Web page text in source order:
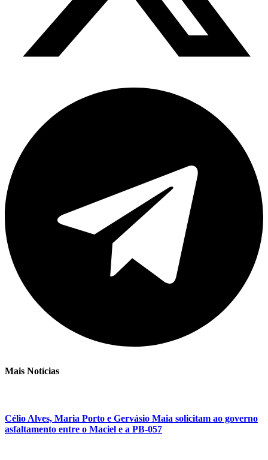
Mais Notícias
Célio Alves, Maria Porto e Gervásio Maia solicitam ao governo
asfaltamento entre o Maciel e a PB-057